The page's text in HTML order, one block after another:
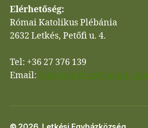
Elérhetőség:
Római Katolikus Plébánia
2632 Letkés, Petőfi u. 4.
Tel: +36 27 376 139
Email: letkesiegyhaz@gmail.com